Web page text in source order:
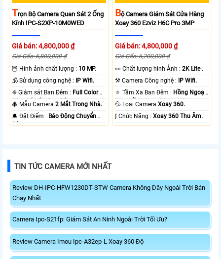
TRọn Bộ Camera Quan Sát 2 Ống
Kính IPC-S2XP-10M0WED
Giá bán: 4,800,000 ₫
Giá Gốc: 6,800,000 ₫
🦉 Hình ảnh chất lượng : 10 MP.
🕉️ Sử dụng công nghệ :
IP Wifi.
❈ Giám sát Ban Đêm : Full Color
20m Có Màu Ban Ðêm.
🐜 Mẫu Camera2 Mắt Trong Nhà.
️🔔 Đặt Điểm : Báo Động Chuyển
Động.
BỘ Camera Giám Sát Cửa Hàng
Xoay 360 Ezviz H6C Pro 3MP
Giá bán: 4,800,000 ₫
Giá Gốc: 6,200,000 ₫
️👀 Chất lượng hình Ảnh :2K Lite .
⚒ Camera Công nghệ :
IP Wifi.
🔅 Tầm Xa Ban Đêm : Hồng Ngoại
10m Hồng Ngoại Smart IR.
💦 Loại CameraXoay 360.
️ƒ Chức Năng :Xoay 360 Thu Âm.
TIN TỨC CAMERA MỚI NHẤT
Review DH-IPC-HFW1230DT-STW Camera Không Dây Ngoài Trời Bán
Chạy Nhất
Camera Ipc-S21fp: Giám Sát An Ninh Ngoài Trời Tối Ưu?
Review Camera Imou Ipc-A32ep-L Xoay 360 Độ